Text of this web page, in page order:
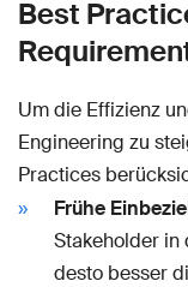
Best
Um die Effizienz
Engineering zu
Practices
Frühe
Stakeholder in
desto besser